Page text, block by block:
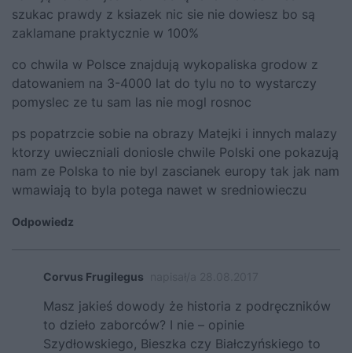
szukac prawdy z ksiazek nic sie nie dowiesz bo są
zaklamane praktycznie w 100%
co chwila w Polsce znajdują wykopaliska grodow z
datowaniem na 3-4000 lat do tylu no to wystarczy
pomyslec ze tu sam las nie mogl rosnoc
ps popatrzcie sobie na obrazy Matejki i innych malazy
ktorzy uwieczniali doniosle chwile Polski one pokazują
nam ze Polska to nie byl zascianek europy tak jak nam
wmawiają to byla potega nawet w sredniowieczu
Odpowiedz
Corvus Frugilegus
Masz jakieś dowody że historia z podręczników
to dzieło zaborców? I nie – opinie
Szydłowskiego, Bieszka czy Białczyńskiego to